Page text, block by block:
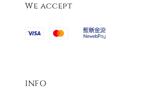
We accept
INFO